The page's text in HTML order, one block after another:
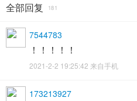
全部回复 181
7544783
！！！！！
2021-2-2 19:25:42 来自手机
173213927